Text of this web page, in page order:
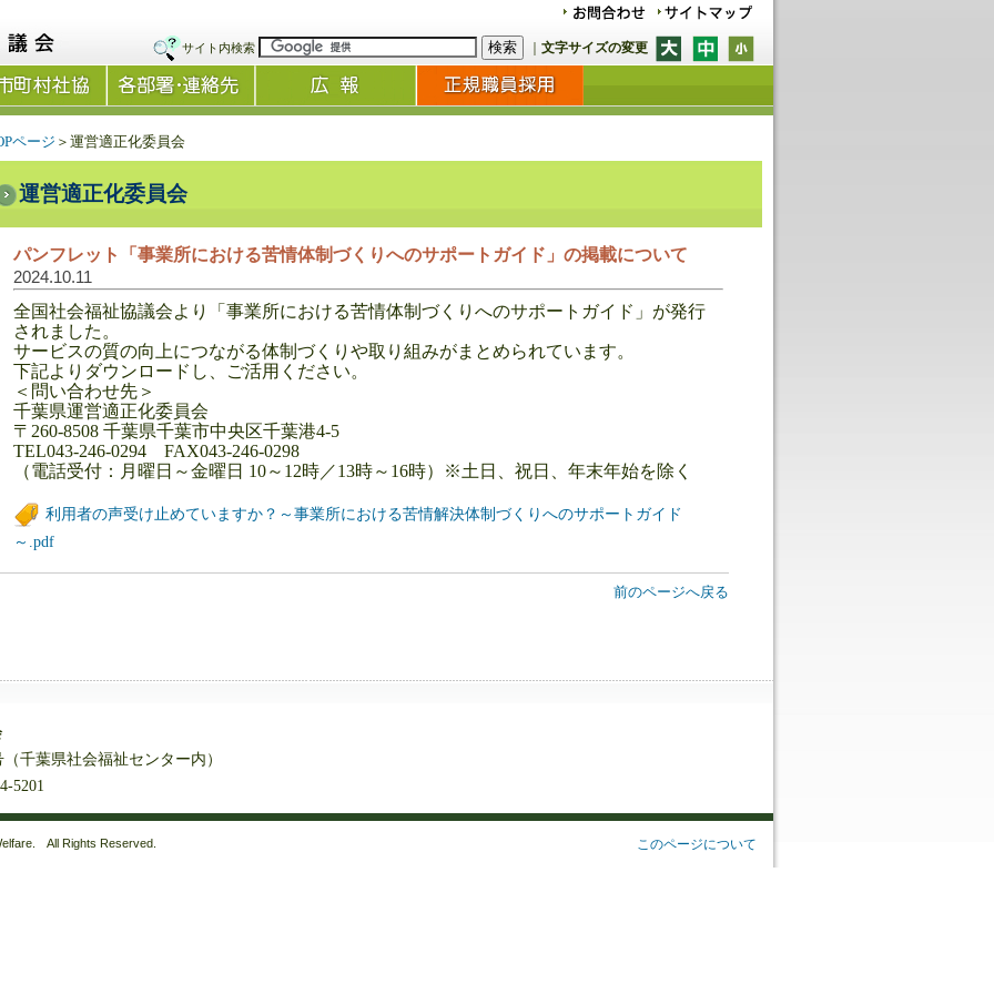
サイト内検索 文字サイズの変更
ページ ＞運営適正化委員会
運営適正化委員会
パンフレット「事業所における苦情体制づくりへのサポートガイド」の掲載について
2024.10.11
全国社会福祉協議会より「事業所における苦情体制づくりへのサポートガイド」が発行
されました。
サービスの質の向上につながる体制づくりや取り組みがまとめられています。
下記よりダウンロードし、ご活用ください。
＜問い合わせ先＞
千葉県運営適正化委員会
〒260-8508 千葉県千葉市中央区千葉港4-5
TEL043-246-0294 FAX043-246-0298
（電話受付：月曜日～金曜日 10～12時／13時～16時）※土日、祝日、年末年始を除く
利用者の声受け止めていますか？～事業所における苦情解決体制づくりへのサポートガイド
～.pdf
前のページへ戻る
千葉県社会福祉センター内）
5201
All Rights Reserved. このページについて